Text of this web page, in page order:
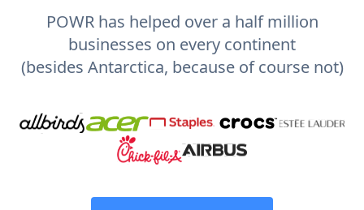
POWR has helped over a half million
businesses on every continent
(besides Antarctica, because of course not)